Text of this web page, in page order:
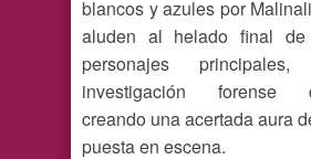
blancos y azules por
aluden al helado final
personajes
investigación forense
creando una acertada aura
puesta en escena.